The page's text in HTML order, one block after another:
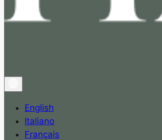
English
Italiano
Français